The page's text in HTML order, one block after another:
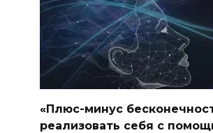
«Плюс-минус
реализовать себя с